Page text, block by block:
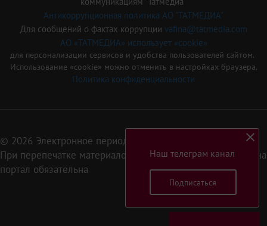
Антикоррупционная политика АО "ТАТМЕДИА"
Для сообщений о фактах коррупции vafina@tatmedia.com
АО «ТАТМЕДИА» использует «cookie»
для персонализации сервисов и удобства пользователей сайтом.
Использование «cookie» можно отменить в настройках браузера.
Политика конфиденциальности
© 2026 Электронное периодическое издание «Татарстан»
При перепечатке материалов или их фрагментов ссылка на
портал обязательна
Наш телеграм канал
Подписаться